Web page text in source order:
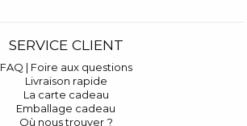
SERVICE CLIENT
FAQ | Foire aux questions
Livraison rapide
La carte cadeau
Emballage cadeau
Où nous trouver ?